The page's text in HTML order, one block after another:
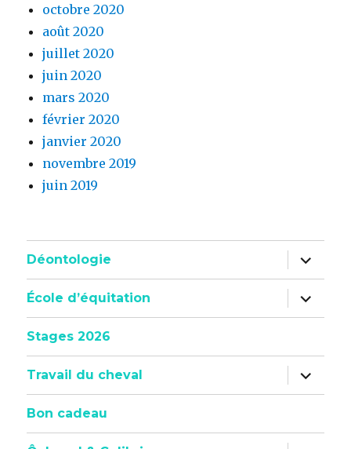
octobre 2020
août 2020
juillet 2020
juin 2020
mars 2020
février 2020
janvier 2020
novembre 2019
juin 2019
Déontologie
ouvrir
le
sous-
menu
École d’équitation
ouvrir
le
sous-
Stages 2026
Travail du cheval
ouvrir
le
sous-
Bon cadeau